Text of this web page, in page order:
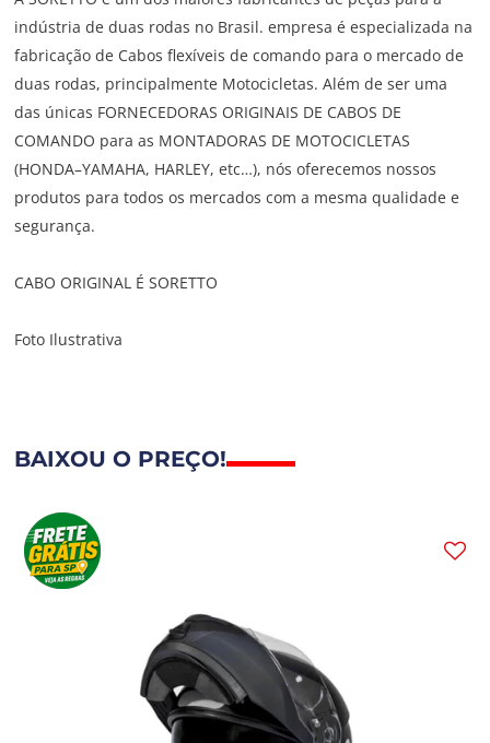
indústria de duas rodas no Brasil. empresa é especializada na
fabricação de Cabos flexíveis de comando para o mercado de
duas rodas, principalmente Motocicletas. Além de ser uma
das únicas FORNECEDORAS ORIGINAIS DE CABOS DE
COMANDO para as MONTADORAS DE MOTOCICLETAS
(HONDA–YAMAHA, HARLEY, etc…), nós oferecemos nossos
produtos para todos os mercados com a mesma qualidade e
segurança.
CABO ORIGINAL É SORETTO
Foto Ilustrativa
BAIXOU O PREÇO!